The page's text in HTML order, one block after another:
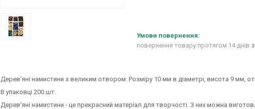
повернення товару протягом 14 днів
Дерев'яні намистини з великим отвором. Розміру 10 мм в діаметрі, висота 9 мм,
В упаковці 200 шт.
Дерев'яні намистини - це прекрасний матеріал для творчості. З них можна